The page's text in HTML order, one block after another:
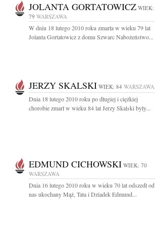
JOLANTA GORTATOWICZ WIEK:
79 WARSZAWA
W dniu 18 lutego 2010 roku zmarła w wieku 79 lat
Jolanta Gortatowicz z domu Szwarc Nabożeństwo...
JERZY SKALSKI WIEK: 84 WARSZAWA
Dnia 18 lutego 2010 roku po długiej i ciężkiej
chorobie zmarł w wieku 84 lat Jerzy Skalski były...
EDMUND CICHOWSKI WIEK: 70
WARSZAWA
Dnia 16 lutego 2010 roku w wieku 70 lat odszedł od
nas ukochany Mąż, Tata i Dziadek Edmund...